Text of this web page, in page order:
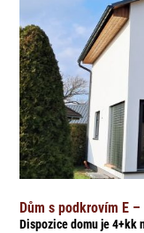
Dům s podkrovím E
Dispozice domu je 4+kk